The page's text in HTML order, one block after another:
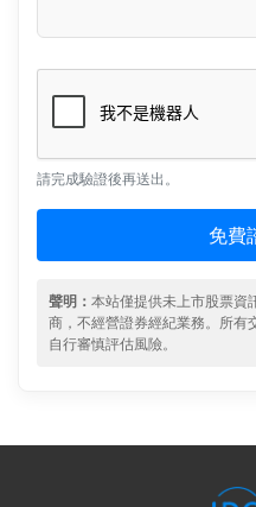
請完成驗證後再送出。
免費
聲明： 本站僅提供未上市股票資
商，不經營證券經紀業務。所有
自行審慎評估風險。